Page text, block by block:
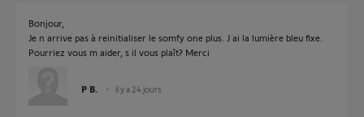
Bonjour,
Je n arrive pas à reinitialiser le somfy one plus. J ai la lumière bleu fixe.
Pourriez vous m aider, s il vous plaît? Merci
P B. il y a 24 jours